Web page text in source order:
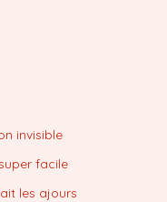
invisible
facile
les ajours